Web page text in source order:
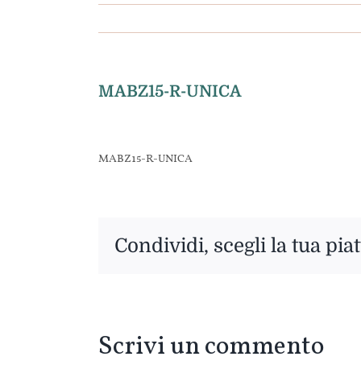
MABZ15-R-UNICA
MABZ15-R-UNICA
Condividi, scegli la tua
Scrivi un commento